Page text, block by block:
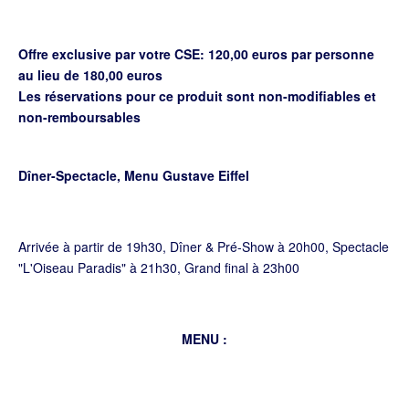
Offre exclusive par votre CSE: 120,00 euros par personne
au lieu de 180,00 euros
Les réservations pour ce produit sont non-modifiables et
non-remboursables
Dîner-Spectacle, Menu Gustave Eiffel
Arrivée à partir de 19h30, Dîner & Pré-Show à 20h00, Spectacle
"L'Oiseau Paradis" à 21h30, Grand final à 23h00
MENU :